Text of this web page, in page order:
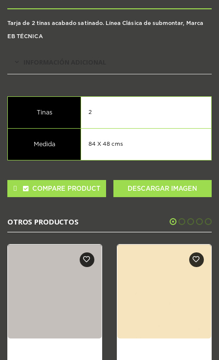
Tarja de 2 tinas acabado satinado. Línea Clásica de submontar, Marca
EB TÉCNICA
Tinas 2
Medida 84 X 48 cms
COMPARE PRODUCT DESCARGAR IMAGEN
OTROS PRODUCTOS